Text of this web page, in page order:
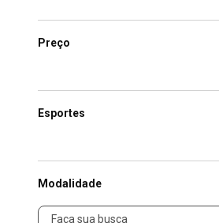
Preço
Esportes
Modalidade
Modalidade